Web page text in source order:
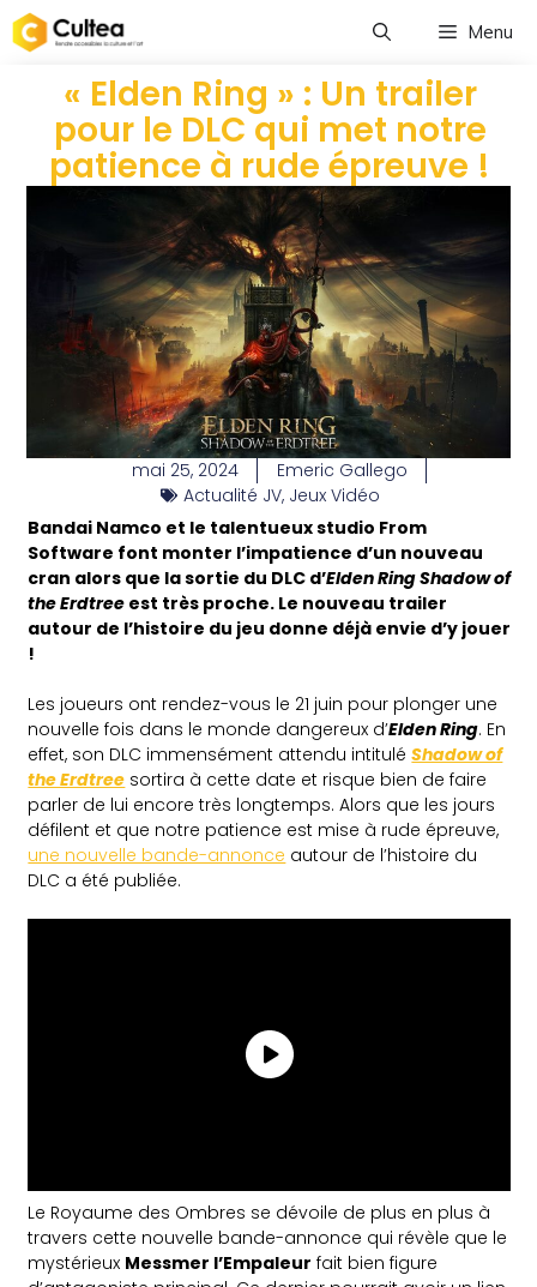
Menu
« Elden Ring » : Un trailer
pour le DLC qui met notre
patience à rude épreuve !
mai 25, 2024
Emeric Gallego
Actualité JV, Jeux Vidéo
Bandai Namco et le talentueux studio From
Software font monter l’impatience d’un nouveau
cran alors que la sortie du DLC d’Elden Ring Shadow of
the Erdtree est très proche. Le nouveau trailer
autour de l’histoire du jeu donne déjà envie d’y jouer
!
Les joueurs ont rendez-vous le 21 juin pour plonger une
nouvelle fois dans le monde dangereux d’Elden Ring. En
effet, son DLC immensément attendu intituléShadow of
the Erdtree sortira à cette date et risque bien de faire
parler de lui encore très longtemps. Alors que les jours
défilent et que notre patience est mise à rude épreuve,
une nouvelle bande-annonce autour de l’histoire du
DLC a été publiée.
Le Royaume des Ombres se dévoile de plus en plus à
travers cette nouvelle bande-annonce qui révèle que le
mystérieux Messmer l’Empaleur fait bien figure